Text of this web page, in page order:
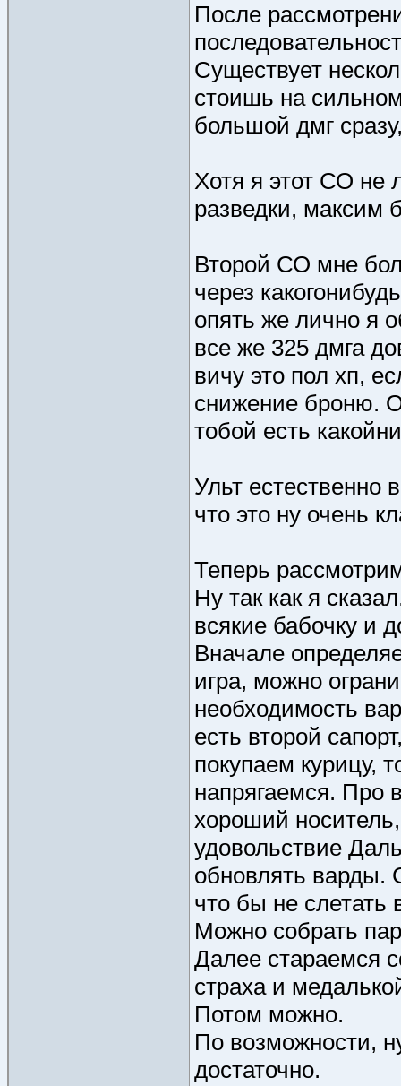
После
Существует
стоишь на
большой дмг
Хотя я этот СО не
разведки, максим
Второй СО мне
через
опять же лично я
все же 325 дмга
вичу это пол хп,
снижение броню.
тобой есть
Ульт естественно
что это ну очень
Теперь
Ну так как я
всякие бабочку и
Вначале
игра, можно
необходимость
есть второй
покупаем курицу,
напрягаемся. Про
хороший носитель,
удовольствие
обновлять
что бы не слетать
Можно собрать
Далее стараемся
страха и
Потом можно.
По возможности,
достаточно.